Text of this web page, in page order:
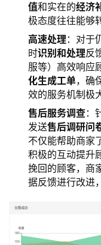
值和实在的经济
极态度往往能够
高速处理 ：对于
时识别和处理反
服等）高效响应
化生成工单，确
效的服务机制极
售后服务调查：
发送售后调研问
不仅能帮助商家
积极的互动提升
挽回的顾客，商
据反馈进行改进